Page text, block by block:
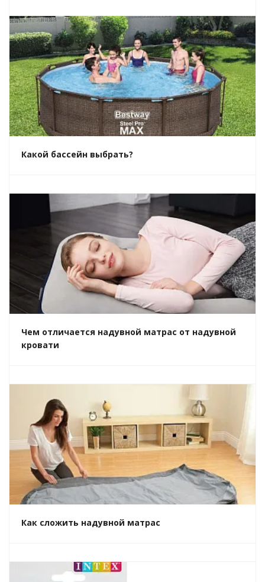
Какой бассейн выбрать?
Чем отличается надувной матрас от надувной
кровати
Как сложить надувной матрас